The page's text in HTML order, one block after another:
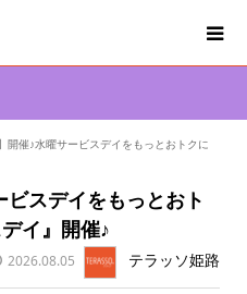
開催♪水曜サービスデイをもっとおトクに
ビスデイをもっとおト
イ』開催♪
2026.08.05 テラッソ姫路